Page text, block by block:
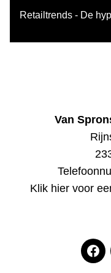
Retailtrends - De
Van
Klik hier voor